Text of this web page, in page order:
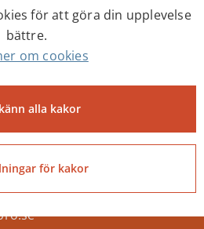
för att göra din upplevelse
bättre.
om cookies
alla kakor
för kakor